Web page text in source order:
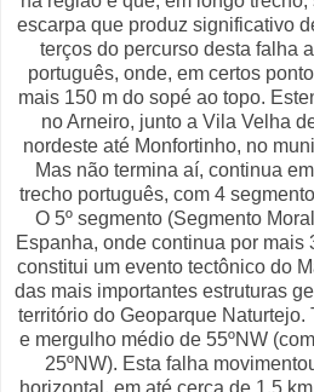
escarpa que produz significativo
terços do percurso desta falha
português, onde, em certos
mais 150 m do sopé ao topo.
no Arneiro, junto a Vila Velha
nordeste até Monfortinho, no
Mas não termina aí, continua
trecho português, com 4
O 5º segmento (Segmento
Espanha, onde continua por mais
constitui um evento tectônico do
das mais importantes estruturas
território do Geoparque Naturtejo.
e mergulho médio de 55ºNW
25ºNW). Esta falha